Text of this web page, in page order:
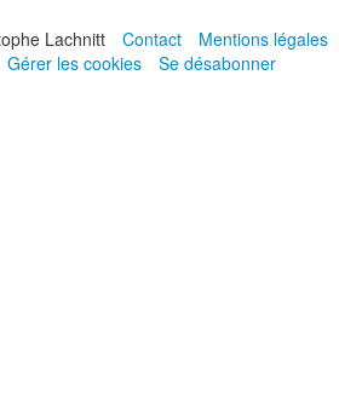
Lachnitt
Contact
Mentions légales
Gérer les cookies Se désabonner